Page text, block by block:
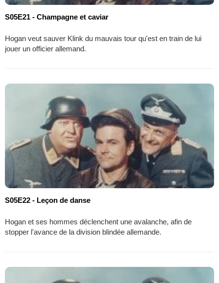
S05E21 - Champagne et caviar
Hogan veut sauver Klink du mauvais tour qu'est en train de lui
jouer un officier allemand.
S05E22 - Leçon de danse
Hogan et ses hommes déclenchent une avalanche, afin de
stopper l'avance de la division blindée allemande.